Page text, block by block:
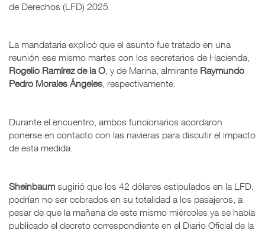
de Derechos (LFD) 2025.
La mandataria explicó que el asunto fue tratado en una
reunión ese mismo martes con los secretarios de Hacienda,
Rogelio Ramírez de la O , y de Marina, almirante Raymundo
Pedro Morales Ángeles , respectivamente.
Durante el encuentro, ambos funcionarios acordaron
ponerse en contacto con las navieras para discutir el impacto
de esta medida.
Sheinbaum sugirió que los 42 dólares estipulados en la LFD,
podrían no ser cobrados en su totalidad a los pasajeros, a
pesar de que la mañana de este mismo miércoles ya se había
publicado el decreto correspondiente en el Diario Oficial de la